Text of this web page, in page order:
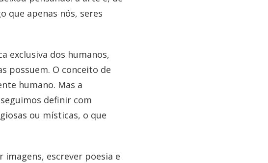
que apenas nós, seres
exclusiva dos humanos,
possuem. O conceito de
humano. Mas a
definir com
ou místicas, o que
escrever poesia e